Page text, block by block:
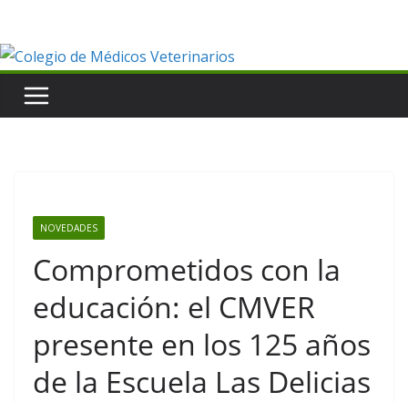
contenido
NOVEDADES
Comprometidos con la
educación: el CMVER
presente en los 125 años
de la Escuela Las Delicias